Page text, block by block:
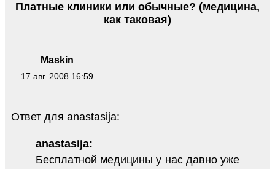
Maskin
17 авг. 2008 16:59
Платные клиники или обычные? (медицина,
как таковая)
Ответ для anastasija:
anastasija:
Бесплатной медицины у нас давно уже